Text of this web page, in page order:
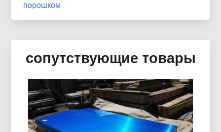
порошком
сопутствующие товары